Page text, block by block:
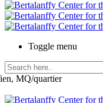
Toggle menu
MQ/quartier